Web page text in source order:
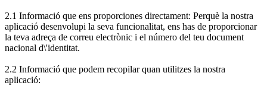
2.1 Informació que ens proporciones directament: Perquè la nostra
aplicació desenvolupi la seva funcionalitat, ens has de proporcionar
la teva adreça de correu electrònic i el número del teu document
nacional d\'identitat.
2.2 Informació que podem recopilar quan utilitzes la nostra
aplicació: